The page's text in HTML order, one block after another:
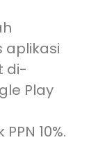
aplikasi
di-
Play
10%.